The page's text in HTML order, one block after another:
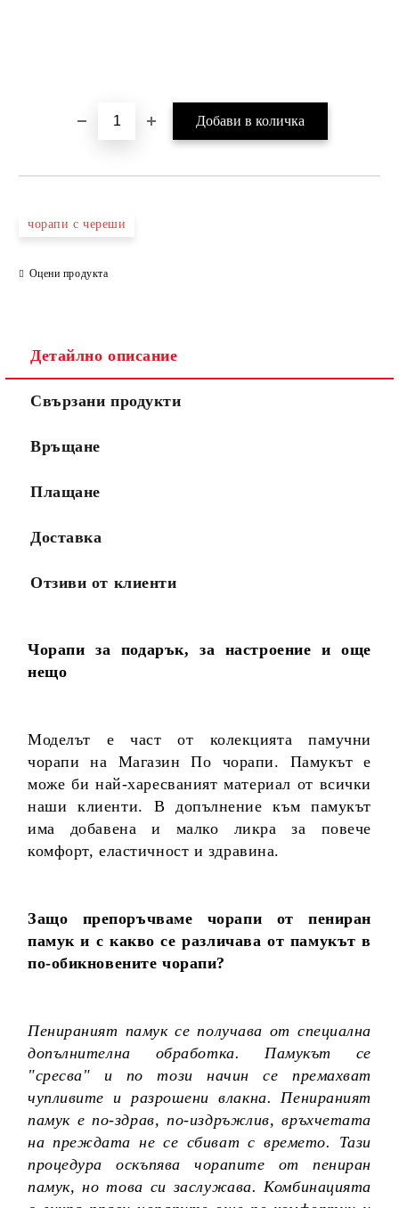
чорапи с череши
Оцени продукта
Детайлно описание
Свързани продукти
Връщане
Плащане
Доставка
Отзиви от клиенти
Чорапи за подарък, за настроение и още
нещо
Моделът е част от колекцията памучни
чорапи на Магазин По чорапи. Памукът е
може би най-харесваният материал от всички
наши клиенти. В допълнение към памукът
има добавена и малко ликра за повече
комфорт, еластичност и здравина.
Защо препоръчваме чорапи от пениран
памук и с какво се различава от памукът в
по-обикновените чорапи?
Пенираният памук се получава от специална
допълнителна обработка. Памукът се
"сресва" и по този начин се премахват
чупливите и разрошени влакна. Пенираният
памук е по-здрав, по-издръжлив, връхчетата
на преждата не се сбиват с времето. Тази
процедура оскъпява чорапите от пениран
памук, но това си заслужава. Комбинацията